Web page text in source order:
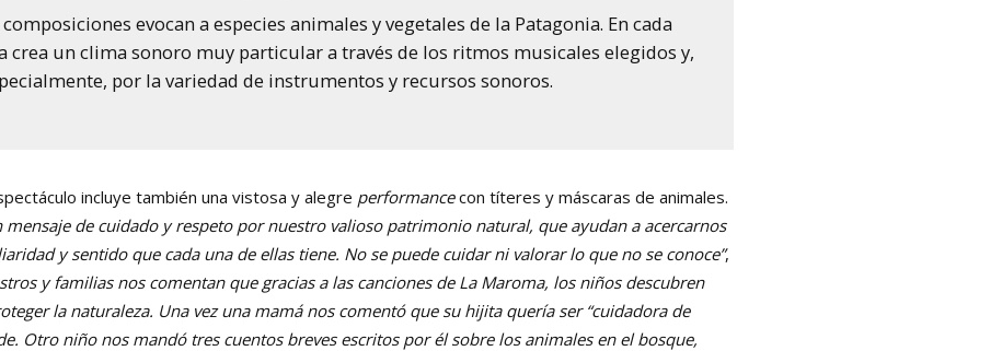
evocan a especies animales y vegetales de la Patagonia. En cada
crea un clima sonoro muy particular a través de los ritmos musicales elegidos y,
por la variedad de instrumentos y recursos sonoros.
incluye también una vistosa y alegre performancecon títeres y máscaras de animales.
mensaje de cuidado y respeto por nuestro valioso patrimonio natural, que ayudan a acercarnos
y sentido que cada una de ellas tiene. No se puede cuidar ni valorar lo que no se conoce”,
y familias nos comentan que gracias a las canciones de La Maroma, los niños descubren
la naturaleza. Una vez una mamá nos comentó que su hijita quería ser “cuidadora de
Otro niño nos mandó tres cuentos breves escritos por él sobre los animales en el bosque,